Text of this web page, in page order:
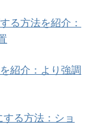
る方法を紹介：
紹介：より強調
る方法：ショ